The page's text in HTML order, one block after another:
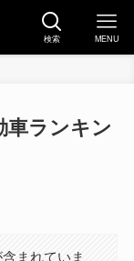
検索 MENU
車ランキン
まれていま